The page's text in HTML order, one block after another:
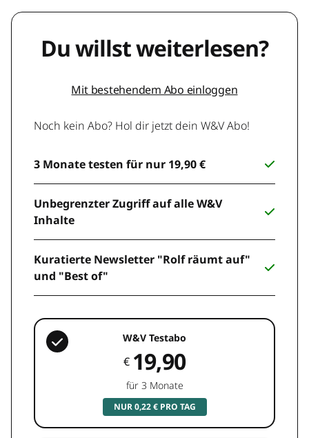
Du willst weiterlesen?
Mit bestehendem Abo einloggen
Noch kein Abo? Hol dir jetzt dein W&V Abo!
3 Monate testen für nur 19,90 €
Unbegrenzter Zugriff auf alle W&V
Inhalte
Kuratierte Newsletter "Rolf räumt auf"
und "Best of"
W&V Testabo
€ 19,90
für 3 Monate
NUR 0,22 € PRO TAG